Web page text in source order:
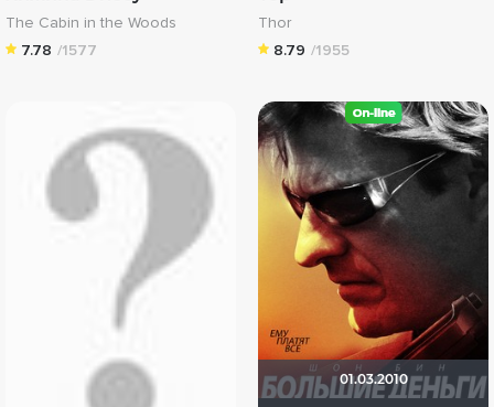
The Cabin in the Woods
7.78 /1577
Thor
8.79 /1955
01.03.2010